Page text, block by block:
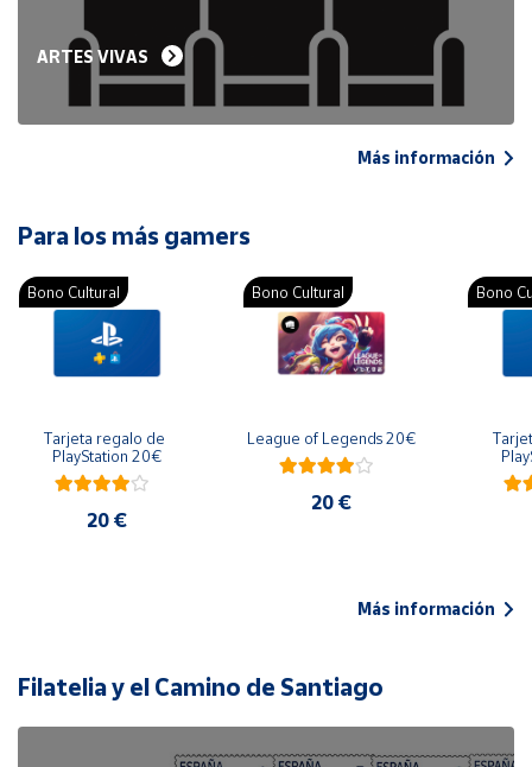
ARTES VIVAS
Más información
Para los más gamers
Bono Cultural
Tarjeta regalo de
PlayStation 20€
20 €
Bono Cultural
League of Legends 20€
20 €
Bono
Más información
Filatelia y el Camino de Santiago